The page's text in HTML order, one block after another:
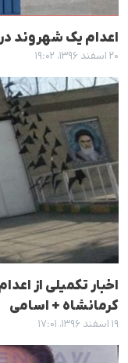
اعدام یک شهروند
۲۰ اسفند ۱۳۹۶، ۱۹:۰۲
کرمانشاه + اسامی
۱۹ اسفند ۱۳۹۶، ۱۷:۰۱